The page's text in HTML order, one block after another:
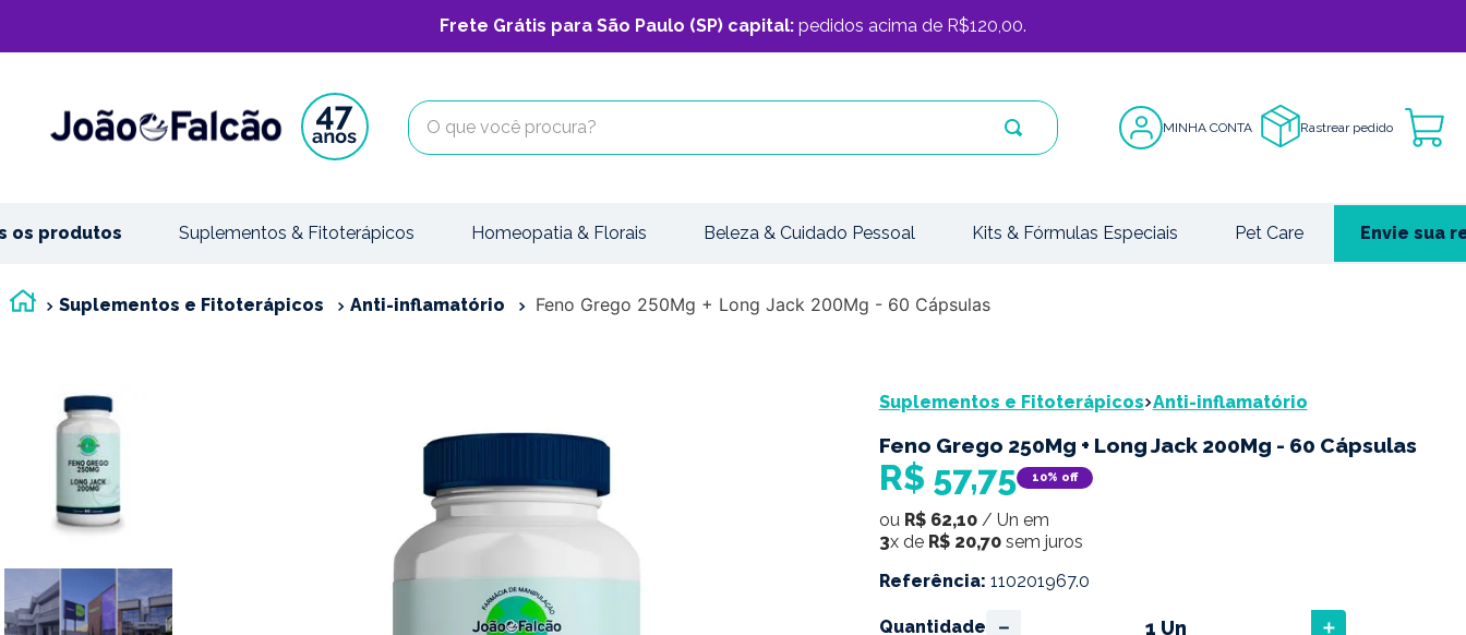
Frete Grátis para São Paulo (SP) capital: pedidos acima de R$120,00.
O que você procura?
MINHA CONTA Rastrear pedido
os produtos Suplementos & Fitoterápicos Homeopatia & Florais Beleza & Cuidado Pessoal Kits & Fórmulas Especiais Pet Care Envie sua
Suplementos e Fitoterápicos Anti-inflamatório Feno Grego 250Mg + Long Jack 200Mg - 60 Cápsulas
Suplementos e Fitoterápicos Anti-inflamatório
Feno Grego 250Mg + Long Jack 200Mg - 60 Cápsulas
R$ 57,75 10% off
ou R$ 62,10/ Un em
3x de R$ 20,70sem juros
Referência: 110201967.0
Quantidade ＋
－